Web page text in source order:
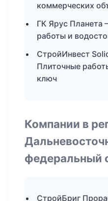
коммерческих
ГК Ярус Планета
работы и
СтройИнвест
Плиточные
ключ
Компании в
федеральный
СтройБриг